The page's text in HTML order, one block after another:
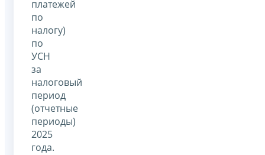
платежей
по
налогу)
по
УСН
за
налоговый
период
(отчетные
периоды)
2025
года.